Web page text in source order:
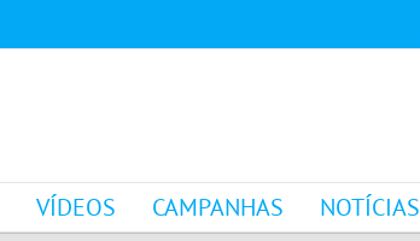
VÍDEOS CAMPANHAS NOTÍCIAS
Governo do Estado